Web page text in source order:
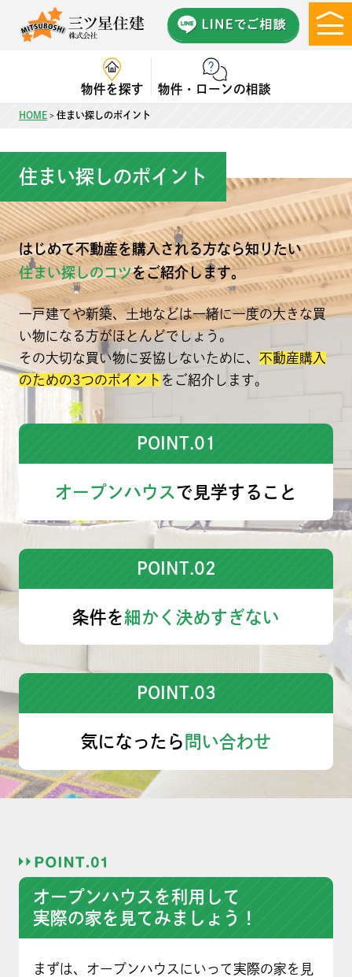
物件を探す 物件・ローンの相談
HOME> 住まい探しのポイント
住まい探しのポイント
はじめて不動産を購入される方なら知りたい
住まい探しのコツをご紹介します。
一戸建てや新築、土地などは一緒に一度の大きな買
い物になる方がほとんどでしょう。
その大切な買い物に妥協しないために、 不動産購入
のための3つのポイント をご紹介します。
POINT.01
オープンハウス で 見学すること
POINT.02
条件を細かく 決めすぎない
POINT.03
気になったら 問い合わせ
オープンハウスを利用して
実際の家を見てみましょう！
まずは、オープンハウスにいって実際の家を見